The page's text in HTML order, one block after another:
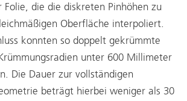
Folie, die die diskreten Pinhöhen zu
Oberfläche interpoliert.
konnten so doppelt gekrümmte
unter 600 Millimeter
Die Dauer zur vollständigen
beträgt hierbei weniger als 30